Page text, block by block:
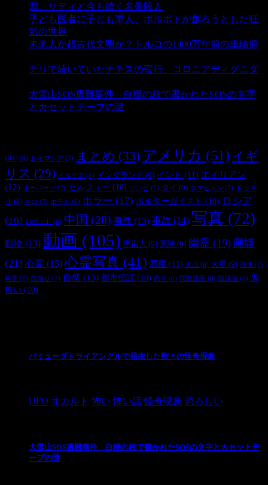
習、サティと今も続く名誉殺人
子ども医者に子ども軍人、ポルポトが創ろうとした狂
気の世界
未来人か超古代文明か？トルコの1400万年前の車輪痕
チリで続いていたナチスの蛮行、コロニアディグニダ
大雪山SOS遭難事件 白樺の枝で書かれたSOSの文字
とカセットテープの謎
UFO (6) おそロシア (7) まとめ (33) アメリカ (51) イギ
リス (29) イタリア (6) イングランド (9) インド (11) エイリアン
(12) オーパーツ (7) セルフィー (10) ゾンビ (7) タイ (9) タマヒュン (7)
ドッキ
リ (8) ネコ (7) ホテル (6) ホラー (17) ポルターガイスト (10) ロシア
(16)
ロボット (6) 中国 (28) 事件 (13) 事故 (14) 写真 (72)
動物 (13) 動画 (105) 宇宙人 (9) 実験 (9) 幽霊 (19) 廃墟
(21) 心霊 (15) 心霊写真 (41) 悪魔 (11) 火山 (6) 火星 (9) 画像 (7)
科学 (7) 自撮り (7) 自然 (13) 都市伝説 (10) 釣り (6) 閲覧注意 (6) 陰謀論 (7) 鬼
怖い (10)
バミューダトライアングルで発生した数々の怪奇現象
UFO オカルト 怖い 怖い話 怪奇現象 恐ろしい
大雪山SOS遭難事件 白樺の枝で書かれたSOSの文字とカセットテ
ープの謎